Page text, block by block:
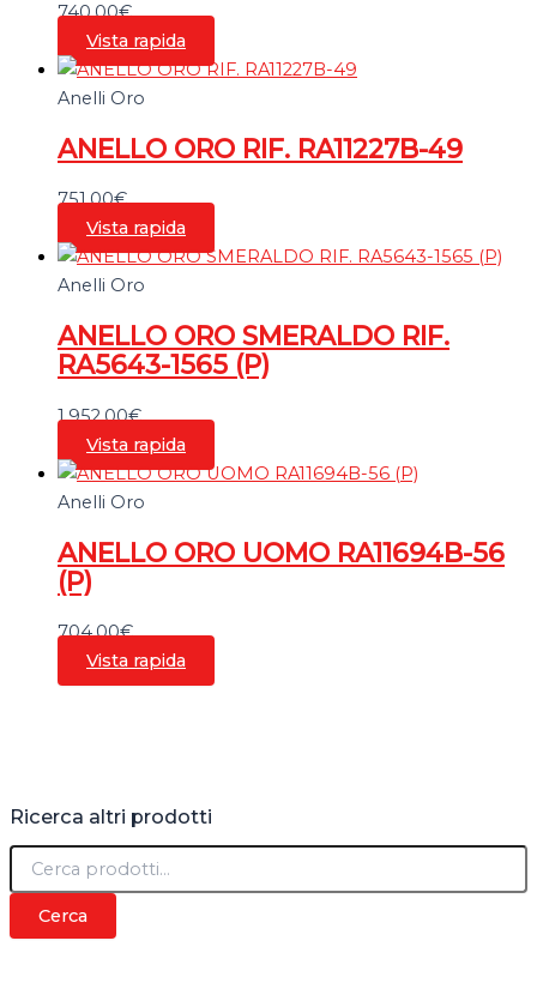
Ricerca altri prodotti
C
r
Cerca
740,00€
Vista rapida
Anelli Oro
ANELLO ORO RIF. RA11227B-49
751,00€
Vista rapida
Anelli Oro
ANELLO ORO SMERALDO RIF.
RA5643-1565 (P)
1.952,00€
Vista rapida
Anelli Oro
ANELLO ORO UOMO RA11694B-56
(P)
704,00€
Vista rapida